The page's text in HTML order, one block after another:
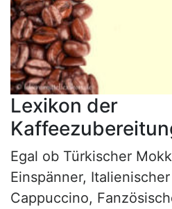
Lexikon der
Egal ob Türkischer
Einspänner,
Cappuccino,